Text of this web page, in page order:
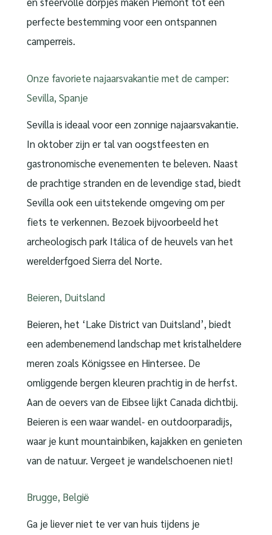
perfecte bestemming voor een ontspannen
camperreis.
Onze favoriete najaarsvakantie met de camper:
Sevilla, Spanje
Sevilla is ideaal voor een zonnige najaarsvakantie.
In oktober zijn er tal van oogstfeesten en
gastronomische evenementen te beleven. Naast
de prachtige stranden en de levendige stad, biedt
Sevilla ook een uitstekende omgeving om per
fiets te verkennen. Bezoek bijvoorbeeld het
archeologisch park Itálica of de heuvels van het
werelderfgoed Sierra del Norte.
Beieren, Duitsland
Beieren, het ‘Lake District van Duitsland’, biedt
een adembenemend landschap met kristalheldere
meren zoals Königssee en Hintersee. De
omliggende bergen kleuren prachtig in de herfst.
Aan de oevers van de Eibsee lijkt Canada dichtbij.
Beieren is een waar wandel- en outdoorparadijs,
waar je kunt mountainbiken, kajakken en genieten
van de natuur. Vergeet je wandelschoenen niet!
Brugge, België
Ga je liever niet te ver van huis tijdens je